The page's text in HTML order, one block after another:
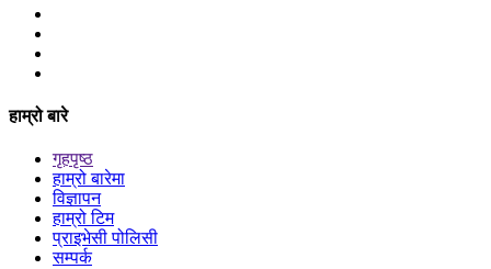
हाम्रो बारे
गृहपृष्ठ
हाम्रो बारेमा
विज्ञापन
हाम्रो टिम
प्राइभेसी पोलिसी
सम्पर्क